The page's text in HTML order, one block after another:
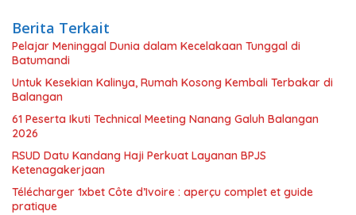
Berita Terkait
Pelajar Meninggal Dunia dalam Kecelakaan Tunggal di
Batumandi
Untuk Kesekian Kalinya, Rumah Kosong Kembali Terbakar di
Balangan
61 Peserta Ikuti Technical Meeting Nanang Galuh Balangan
2026
RSUD Datu Kandang Haji Perkuat Layanan BPJS
Ketenagakerjaan
Télécharger 1xbet Côte d’Ivoire : aperçu complet et guide
pratique